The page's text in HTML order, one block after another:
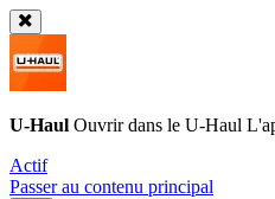
U-Haul Ouvrir dans le U-Haul
Actif
Passer au contenu principal